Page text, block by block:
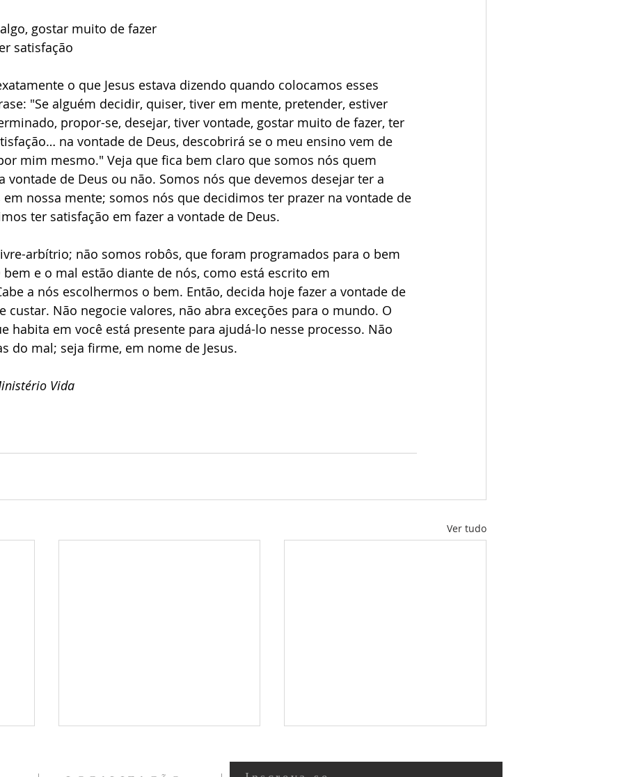
gostar muito de fazer
satisfação
o que Jesus estava dizendo quando colocamos esses
"Se alguém decidir, quiser, tiver em mente, pretender, estiver
propor-se, desejar, tiver vontade, gostar muito de fazer, ter
na vontade de Deus, descobrirá se o meu ensino vem de
mim mesmo." Veja que fica bem claro que somos nós quem
vontade de Deus ou não. Somos nós que devemos desejar ter a
em nossa mente; somos nós que decidimos ter prazer na vontade de
ter satisfação em fazer a vontade de Deus.
arbítrio; não somos robôs, que foram programados para o bem
e o mal estão diante de nós, como está escrito em
a nós escolhermos o bem. Então, decida hoje fazer a vontade de
custar. Não negocie valores, não abra exceções para o mundo. O
habita em você está presente para ajudá-lo nesse processo. Não
do mal; seja firme, em nome de Jesus.
Vida
Ver tudo